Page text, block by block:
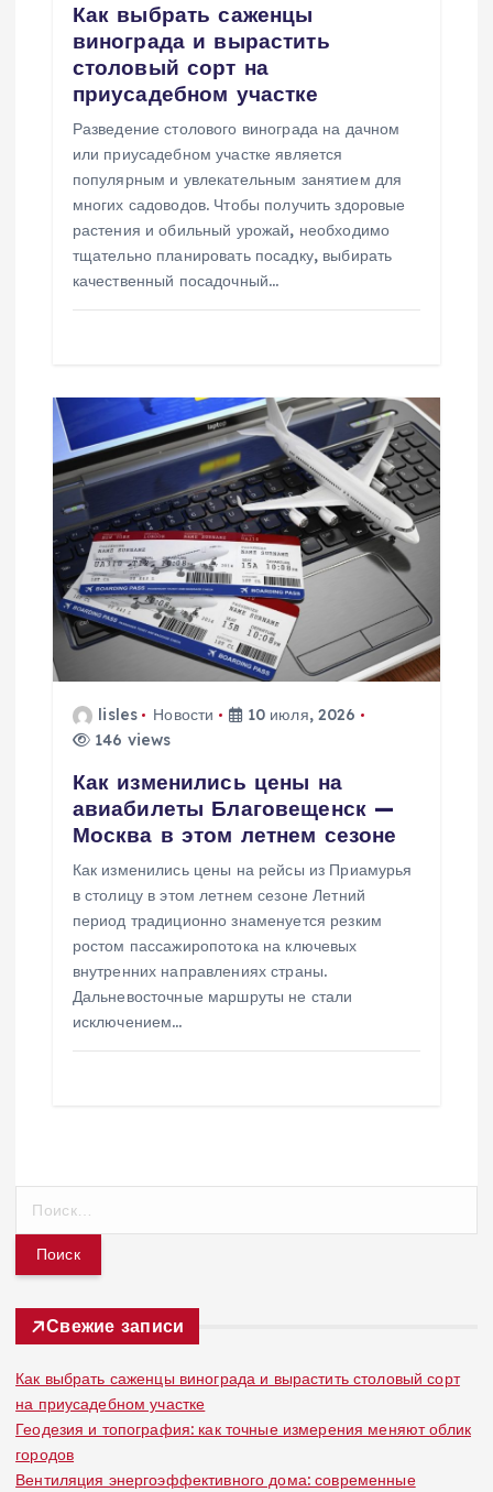
Как выбрать саженцы
винограда и вырастить
столовый сорт на
приусадебном участке
Разведение столового винограда на дачном
или приусадебном участке является
популярным и увлекательным занятием для
многих садоводов. Чтобы получить здоровые
растения и обильный урожай, необходимо
тщательно планировать посадку, выбирать
качественный посадочный…
lisles Новости
10 июля, 2026
146 views
Как изменились цены на
авиабилеты Благовещенск —
Москва в этом летнем сезоне
Как изменились цены на рейсы из Приамурья
в столицу в этом летнем сезоне Летний
период традиционно знаменуется резким
ростом пассажиропотока на ключевых
внутренних направлениях страны.
Дальневосточные маршруты не стали
исключением…
т
Свежие записи
Как выбрать саженцы винограда и вырастить столовый сорт
на приусадебном участке
Геодезия и топография: как точные измерения меняют облик
городов
Вентиляция энергоэффективного дома: современные